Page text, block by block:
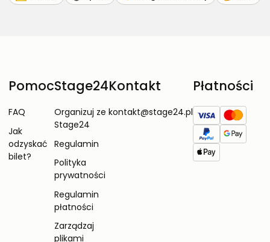
Pomoc
FAQ
Jak
odzyskać
bilet?
Stage24
Organizuj ze
Stage24
Regulamin
Polityka
prywatności
Regulamin
płatności
Zarządzaj
plikami
Kontakt
kontakt@stage24.pl
Płatności